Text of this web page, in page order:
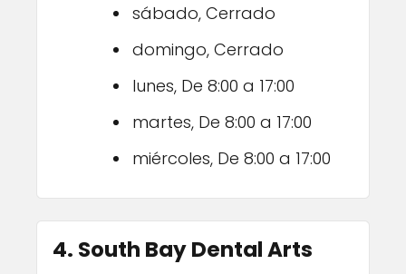
sábado, Cerrado
domingo, Cerrado
lunes, De 8:00 a 17:00
martes, De 8:00 a 17:00
miércoles, De 8:00 a 17:00
4. South Bay Dental Arts